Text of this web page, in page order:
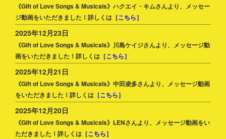
《Gift of Love Songs & Musicals》ハクエイ・キムさんより、メッセー
ジ動画をいただきました！詳しくは ［こちら］
2025年12月23日
《Gift of Love Songs & Musicals》川島ケイジさんより、メッセージ動
画をいただきました！詳しくは ［こちら］
2025年12月21日
《Gift of Love Songs & Musicals》中田凌多さんより、メッセージ動画
をいただきました！詳しくは ［こちら］
2025年12月20日
《Gift of Love Songs & Musicals》LENさんより、メッセージ動画をい
ただきました！詳しくは ［こちら］